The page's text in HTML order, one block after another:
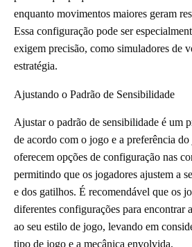
enquanto movimentos maiores geram
Essa configuração pode ser
exigem precisão, como simuladores de
estratégia.
Ajustando o Padrão de Sensibilidade
Ajustar o padrão de sensibilidade é um
de acordo com o jogo e a preferência
oferecem opções de configuração nas
permitindo que os jogadores ajustem a
e dos gatilhos. É recomendável que os
diferentes configurações para encontrar
ao seu estilo de jogo, levando em
tipo de jogo e a mecânica envolvida.